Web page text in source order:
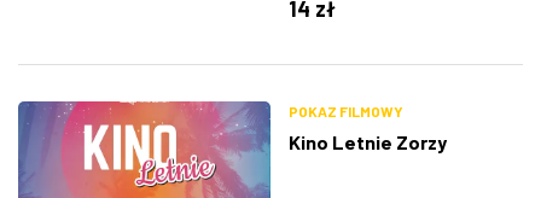
14 zł
POKAZ FILMOWY
Kino Letnie Zorzy